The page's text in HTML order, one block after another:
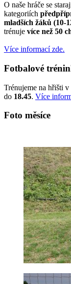
O naše hráče se
kategoriích
mladších žáků (10-
trénuje více než 50
Více informací zde.
Fotbalové
Trénujeme na hřišti v
do 18.45. Více
Foto měsíce